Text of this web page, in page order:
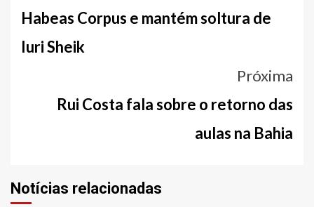
notícias
Habeas Corpus e mantém soltura de
Iuri Sheik
Próxima
Rui Costa fala sobre o retorno das
aulas na Bahia
Notícias relacionadas